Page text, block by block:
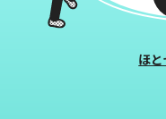
ほ